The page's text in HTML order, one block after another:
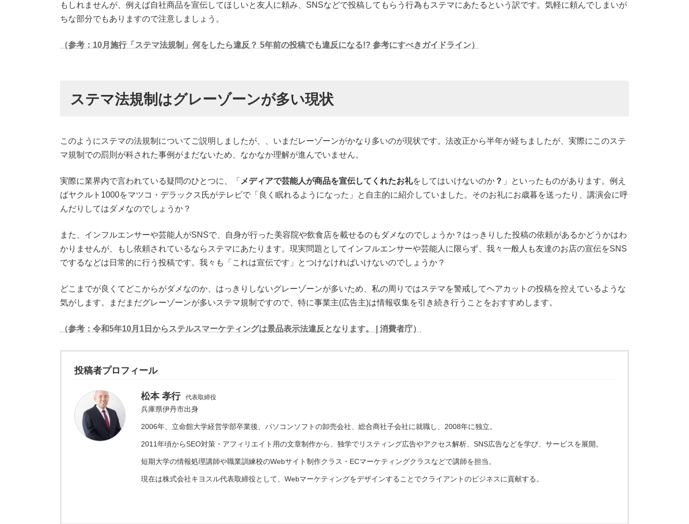
もしれませんが、例えば自社商品を宣伝してほしいと友人に頼み、SNSなどで投稿してもらう行為もステマにあたるという訳です。気軽に頼んでしまいが
ちな部分でもありますので注意しましょう。
（参考：10月施行「ステマ法規制」何をしたら違反？ 5年前の投稿でも違反になる!? 参考にすべきガイドライン）
ステマ法規制はグレーゾーンが多い現状
このようにステマの法規制についてご説明しましたが、、いまだレーゾーンがかなり多いのが現状です。法改正から半年が経ちましたが、実際にこのステ
マ規制での罰則が科された事例がまだないため、なかなか理解が進んでいません。
実際に業界内で言われている疑問のひとつに、「 メディアで芸能人が商品を宣伝してくれたお礼をしてはいけないのか ？ 」といったものがあります。例え
ばヤクルト1000をマツコ・デラックス氏がテレビで「良く眠れるようになった」と自主的に紹介していました。そのお礼にお歳暮を送ったり、講演会に呼
んだりしてはダメなのでしょうか？
また、インフルエンサーや芸能人がSNSで、自身が行った美容院や飲食店を載せるのもダメなのでしょうか？はっきりした投稿の依頼があるかどうかはわ
かりませんが、もし依頼されているならステマにあたります。現実問題としてインフルエンサーや芸能人に限らず、我々一般人も友達のお店の宣伝をSNS
でするなどは日常的に行う投稿です。我々も「これは宣伝です」とつけなければいけないのでしょうか？
どこまでが良くてどこからがダメなのか、はっきりしないグレーゾーンが多いため、私の周りではステマを警戒してヘアカットの投稿を控えているような
気がします。まだまだグレーゾーンが多いステマ規制ですので、特に事業主(広告主)は情報収集を引き続き行うことをおすすめします。
（参考：令和5年10月1日からステルスマーケティングは景品表示法違反となります。 | 消費者庁）
投稿者プロフィール
松本 孝行 代表取締役
兵庫県伊丹市出身
2006年、立命館大学経営学部卒業後、パソコンソフトの卸売会社、総合商社子会社に就職し、2008年に独立。
2011年頃からSEO対策・アフィリエイト用の文章制作から、独学でリスティング広告やアクセス解析、SNS広告などを学び、サービスを展開。
短期大学の情報処理講師や職業訓練校のWebサイト制作クラス・ECマーケティングクラスなどで講師を担当。
現在は株式会社キヨスル代表取締役として、Webマーケティングをデザインすることでクライアントのビジネスに貢献する。